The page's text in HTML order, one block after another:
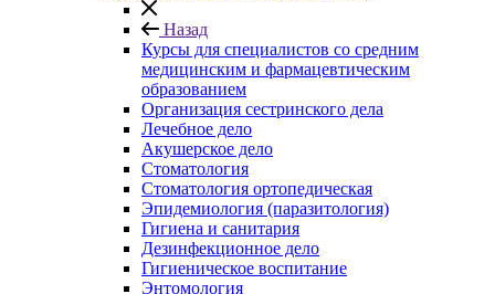
Назад
Курсы для специалистов со средним
медицинским и фармацевтическим
образованием
Организация сестринского дела
Лечебное дело
Акушерское дело
Стоматология
Стоматология ортопедическая
Эпидемиология (паразитология)
Гигиена и санитария
Дезинфекционное дело
Гигиеническое воспитание
Энтомология